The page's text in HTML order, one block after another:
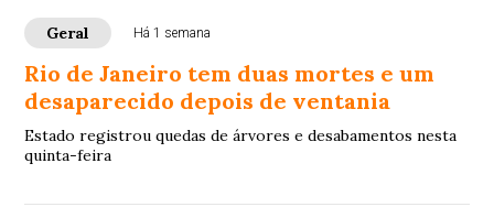
Geral Há 1 semana
Rio de Janeiro tem duas mortes e um
desaparecido depois de ventania
Estado registrou quedas de árvores e desabamentos nesta
quinta-feira